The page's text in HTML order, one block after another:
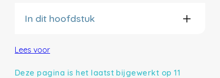
In dit hoofdstuk
Lees voor
Deze pagina is het laatst bijgewerkt op 11